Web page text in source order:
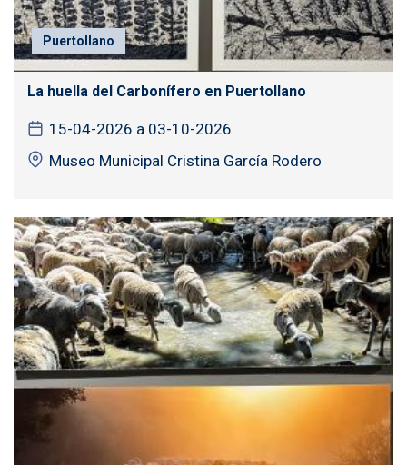
Puertollano
La huella del Carbonífero en Puertollano
15-04-2026 a 03-10-2026
Museo Municipal Cristina García Rodero